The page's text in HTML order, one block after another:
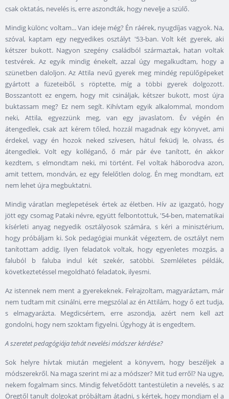
csak oktatás, nevelés is, erre aszondták, hogy nevelje a szülő.
Mindig különc voltam... Van ideje még? Én ráérek, nyugdíjas vagyok. Na,
szóval, kaptam egy negyedikes osztályt '53-ban. Volt két gyerek, aki
kétszer bukott. Nagyon szegény családból származtak, hatan voltak
testvérek. Az egyik mindig énekelt, azzal úgy megalkudtam, hogy a
szünetben daloljon. Az Attila nevű gyerek meg mindég repülőgépeket
gyártott a füzeteiből, s röptette, míg a többi gyerek dolgozott.
Bosszantott ez engem, hogy mit csináljak, kétszer bukott, most újra
buktassam meg? Ez nem segít. Kihívtam egyik alkalommal, mondom
neki, Attila, egyezzünk meg, van egy javaslatom. Év végén én
átengedlek, csak azt kérem tőled, hozzál magadnak egy könyvet, ami
érdekel, vagy én hozok neked szívesen, hátul feküdj le, olvass, és
átengedlek. Volt egy kolléganő, ő már pár éve tanított, én akkor
kezdtem, s elmondtam neki, mi történt. Fel voltak háborodva azon,
amit tettem, mondván, ez egy felelőtlen dolog. Én meg mondtam, ezt
nem lehet újra megbuktatni.
Mindig váratlan meglepetések értek az életben. Hív az igazgató, hogy
jött egy csomag Pataki névre, együtt felbontottuk, '54-ben, matematikai
kísérleti anyag negyedik osztályosok számára, s kéri a minisztérium,
hogy próbáljam ki. Sok pedagógiai munkát végeztem, de osztályt nem
tanítottam addig. Ilyen feladatok voltak, hogy egyenletes mozgás, a
faluból b faluba indul két szekér, satöbbi. Szemléletes példák,
következtetéssel megoldható feladatok, ilyesmi.
Az istennek nem ment a gyerekeknek. Felrajzoltam, magyaráztam, már
nem tudtam mit csinálni, erre megszólal az én Attilám, hogy ő ezt tudja,
s elmagyarázta. Megdicsértem, erre aszondja, azért nem kell azt
gondolni, hogy nem szoktam figyelni. Úgyhogy át is engedtem.
A szeretet pedagógiája tehát nevelési módszer kérdése?
Sok helyre hívtak miután megjelent a könyvem, hogy beszéljek a
módszerekről. Na maga szerint mi az a módszer? Mit tud erről? Na ugye,
nekem fogalmam sincs. Mindig felvetődött tantestületin a nevelés, s az
Öregtől tanult dolgokat próbáltam átadni, s kértek, hogy mondjam el a